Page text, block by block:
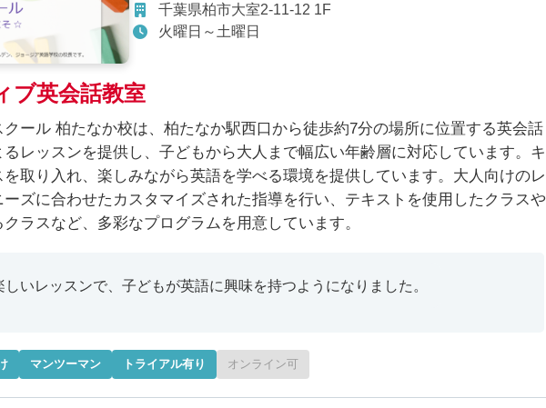
千葉県柏市大室2-11-12 1F
火曜日～土曜日
ブ英会話教室
ール 柏たなか校は、柏たなか駅西口から徒歩約7分の場所に位置する英会話
レッスンを提供し、子どもから大人まで幅広い年齢層に対応しています。キ
取り入れ、楽しみながら英語を学べる環境を提供しています。大人向けのレ
ズに合わせたカスタマイズされた指導を行い、テキストを使用したクラスや
ラスなど、多彩なプログラムを用意しています。
いレッスンで、子どもが英語に興味を持つようになりました。
マンツーマン トライアル有り オンライン可